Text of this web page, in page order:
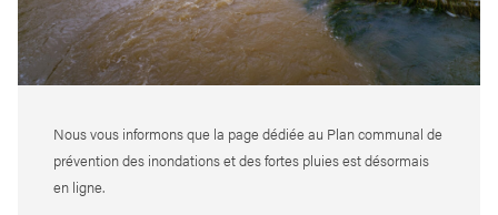
Nous vous informons que la page dédiée au Plan communal de
prévention des inondations et des fortes pluies est désormais
en ligne.